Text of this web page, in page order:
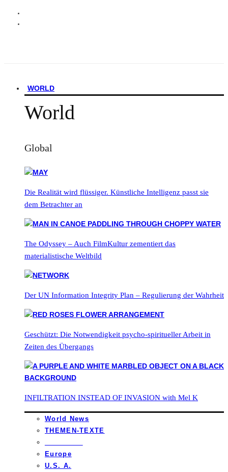
WORLD
World
Global
Die Realität wird flüssiger. Künstliche Intelligenz passt sie
dem Betrachter an
The Odyssey – Auch FilmKultur zementiert das
materialistische Weltbild
Der UN Information Integrity Plan – Regulierung der Wahrheit
Geschützt: Die Notwendigkeit psycho-spiritueller Arbeit in
Zeiten des Übergangs
INFILTRATION INSTEAD OF INVASION with Mel K
World News
THEMEN-TEXTE
Europe
U.S. A.